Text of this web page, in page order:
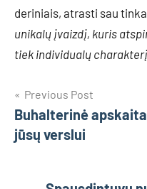
deriniais, atrasti sau
unikalų įvaizdį, kuris
tiek individualų charakterį
Navigacija
tarp
Previous Post
Buhalterinė
jūsų verslui